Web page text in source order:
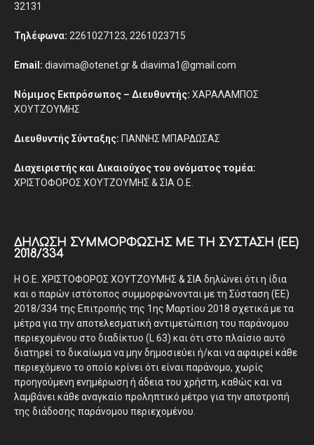
32131
Τηλέφωνα: 2261027123, 2261023715
Email: diavima@otenet.gr & diavima1@gmail.com
Νόμιμος Εκπρόσωπος – Διευθυντής: ΧΑΡΑΛΑΜΠΟΣ
ΧΟΥΤΖΟΥΜΗΣ
Διευθυντής Σύνταξης: ΓΙΑΝΝΗΣ ΜΠΑΡΔΩΣΑΣ
Διαχειριστής και Δικαιούχος του ονόματος τομέα:
ΧΡΙΣΤΟΦΟΡΟΣ ΧΟΥΤΖΟΥΜΗΣ & ΣΙΑ Ο.Ε.
ΔΉΛΩΣΗ ΣΥΜΜΌΡΦΩΣΗΣ ΜΕ ΤΗ ΣΎΣΤΑΣΗ (ΕΕ)
2018/334
Η Ο.Ε. ΧΡΙΣΤΟΦΟΡΟΣ ΧΟΥΤΖΟΥΜΗΣ & ΣΙΑ δηλώνει ότι η ίδια
και ο παρών ιστότοπος συμμορφώνονται με τη Σύσταση (ΕΕ)
2018/334 της Επιτροπής της 1ης Μαρτίου 2018 σχετικά με τα
μέτρα για την αποτελεσματική αντιμετώπιση του παράνομου
περιεχομένου στο διαδίκτυο (L 63) και ότι στο πλαίσιο αυτό
διατηρεί το δικαίωμα να μην δημοσιεύει ή/και να αφαιρεί κάθε
περιεχόμενο το οποίο κρίνει ότι είναι παράνομο, χωρίς
προηγούμενη ενημέρωση ή άδεια του χρήστη, καθώς και να
λαμβάνει κάθε αναγκαίο προληπτικό μέτρο για την αποτροπή
της διάδοσης παράνομου περιεχομένου.